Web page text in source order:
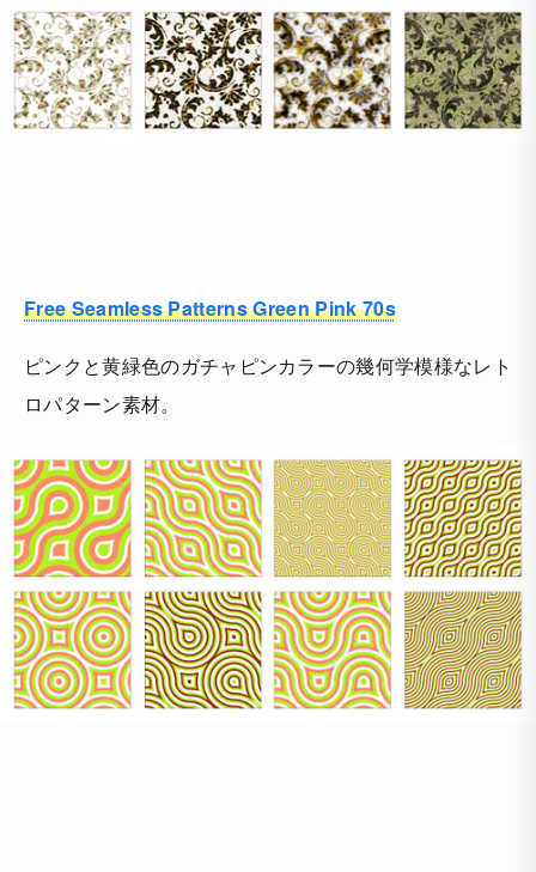
Free Seamless Patterns Green Pink 70s
ピンクと黄緑色のガチャピンカラーの幾何学模様なレト
ロパターン素材。